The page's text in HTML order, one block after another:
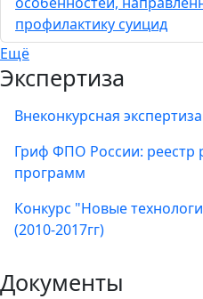
профилактику суицид
Ещё
Экспертиза
Внеконкурсная
Гриф ФПО России: реестр
программ
Конкурс "Новые
(2010-2017гг)
Документы